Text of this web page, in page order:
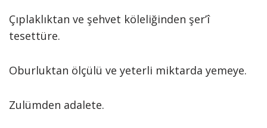
Çıplaklıktan ve şehvet köleliğinden şer’î
tesettüre.
Oburluktan ölçülü ve yeterli miktarda yemeye.
Zulümden adalete.